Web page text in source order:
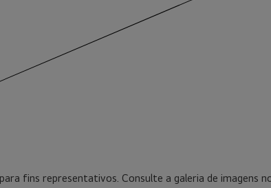
fins representativos. Consulte a galeria de imagens